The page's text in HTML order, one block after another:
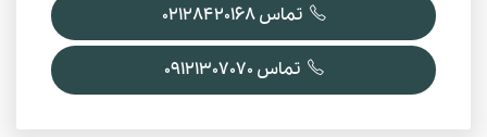
تماس 02128420168
تماس 09121307070